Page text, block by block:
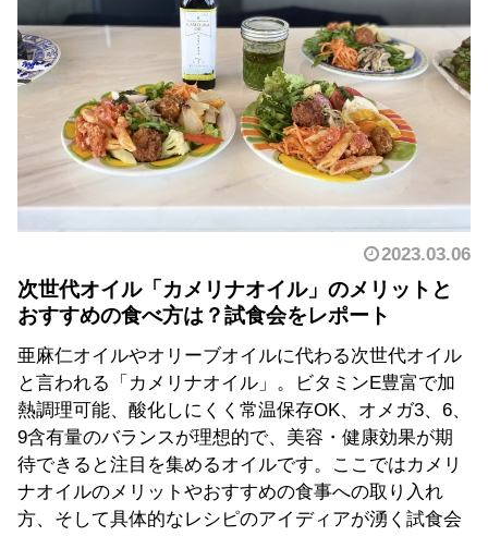
2023.03.06
次世代オイル「カメリナオイル」のメリットと
おすすめの食べ方は？試食会をレポート
亜麻仁オイルやオリーブオイルに代わる次世代オイル
と言われる「カメリナオイル」。ビタミンE豊富で加
熱調理可能、酸化しにくく常温保存OK、オメガ3、6、
9含有量のバランスが理想的で、美容・健康効果が期
待できると注目を集めるオイルです。ここではカメリ
ナオイルのメリットやおすすめの食事への取り入れ
方、そして具体的なレシピのアイディアが湧く試食会